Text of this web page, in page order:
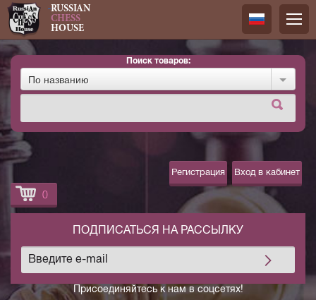
RUSSIAN
CHESS
HOUSE
Русский
Поиск товаров:
По названию
Регистрация Вход в кабинет
0
Присоединяйтесь к нам в соцсетях!
ПОДПИСАТЬСЯ НА РАССЫЛКУ